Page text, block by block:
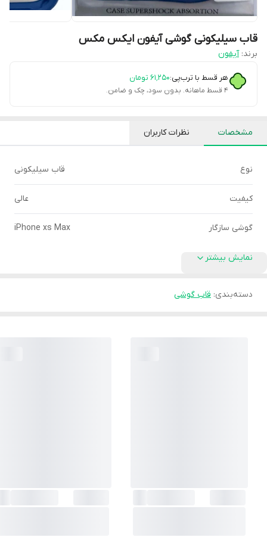
قاب سیلیکونی گوشی آیفون ایکس مکس
برند: آیفون
هر قسط با ترب‌پی:۶۱٬۲۵۰ تومان
۴ قسط ماهانه. بدون سود، چک و ضامن.
مشخصات نظرات کاربران
نوع قاب سیلیکونی
کیفیت عالی
گوشی سازگار iPhone xs Max
نمایش بیشتر
دسته‌بندی: قاب گوشی